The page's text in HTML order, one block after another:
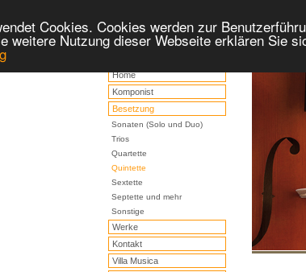
Cookies. Cookies werden zur
weitere Nutzung dieser Webseite erklären Sie
Home
Komponist
Besetzung
Sonaten (Solo und Duo)
Trios
Quartette
Quintette
Sextette
Septette und mehr
Sonstige
Werke
Kontakt
Villa Musica